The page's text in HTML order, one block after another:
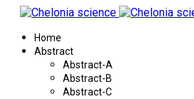
Home
Abstract
Abstract-A
Abstract-B
Abstract-C